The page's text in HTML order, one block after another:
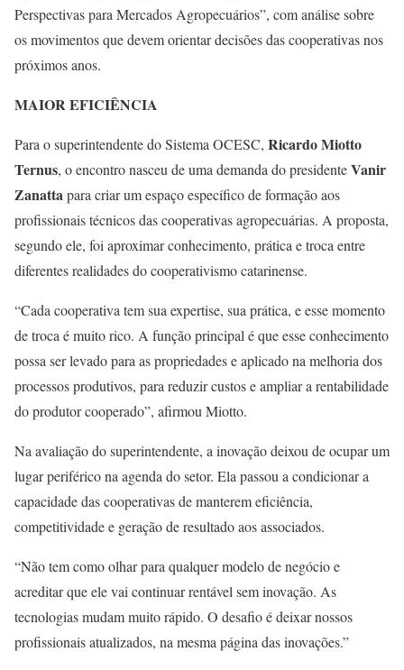
Perspectivas para Mercados Agropecuários”, com análise sobre
os movimentos que devem orientar decisões das cooperativas nos
próximos anos.
MAIOR EFICIÊNCIA
Para o superintendente do Sistema OCESC, Ricardo Miotto
Ternus, o encontro nasceu de uma demanda do presidenteVanir
Zanattapara criar um espaço específico de formação aos
profissionais técnicos das cooperativas agropecuárias. A proposta,
segundo ele, foi aproximar conhecimento, prática e troca entre
diferentes realidades do cooperativismo catarinense.
“Cada cooperativa tem sua expertise, sua prática, e esse momento
de troca é muito rico. A função principal é que esse conhecimento
possa ser levado para as propriedades e aplicado na melhoria dos
processos produtivos, para reduzir custos e ampliar a rentabilidade
do produtor cooperado”, afirmou Miotto.
Na avaliação do superintendente, a inovação deixou de ocupar um
lugar periférico na agenda do setor. Ela passou a condicionar a
capacidade das cooperativas de manterem eficiência,
competitividade e geração de resultado aos associados.
“Não tem como olhar para qualquer modelo de negócio e
acreditar que ele vai continuar rentável sem inovação. As
tecnologias mudam muito rápido. O desafio é deixar nossos
profissionais atualizados, na mesma página das inovações.”